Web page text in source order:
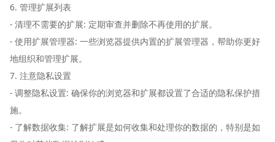
6. 管理扩展列表
- 清理不需要的扩展: 定期审查并删除不再使用的扩展。
- 使用扩展管理器: 一些浏览器提供内置的扩展管理器，帮助你更好
地组织和管理扩展。
7. 注意隐私设置
- 调整隐私设置: 确保你的浏览器和扩展都设置了合适的隐私保护措
施。
- 了解数据收集: 了解扩展是如何收集和处理你的数据的，特别是如